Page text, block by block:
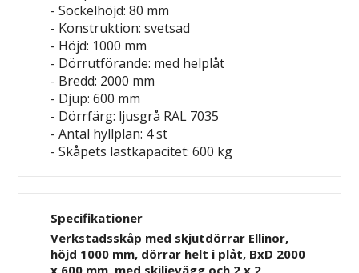
- Sockelhöjd: 80 mm
- Konstruktion: svetsad
- Höjd: 1000 mm
- Dörrutförande: med helplåt
- Bredd: 2000 mm
- Djup: 600 mm
- Dörrfärg: ljusgrå RAL 7035
- Antal hyllplan: 4 st
- Skåpets lastkapacitet: 600 kg
Specifikationer
Verkstadsskåp med skjutdörrar Ellinor,
höjd 1000 mm, dörrar helt i plåt, BxD 2000
x 600 mm, med skiljevägg och 2 x 2